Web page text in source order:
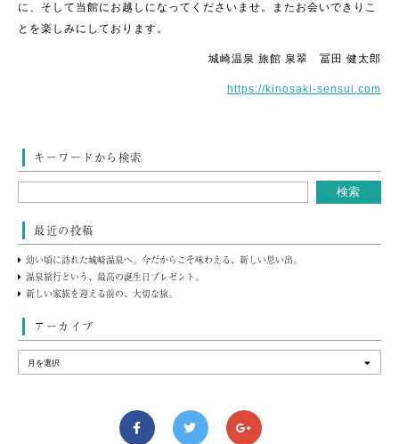
に、そして当館にお越しになってくださいませ。またお会いできりこ
とを楽しみにしております。
城崎温泉 旅館 泉翠 冨田 健太郎
https://kinosaki-sensui.com
キーワードから検索
最近の投稿
幼い頃に訪れた城崎温泉へ。今だからこそ味わえる、新しい思い出。
温泉旅行という、最高の誕生日プレゼント。
新しい家族を迎える前の、大切な旅。
アーカイブ